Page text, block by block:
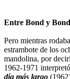
Entre Bond y
Pero mientras
estrambote de los
mandolina, por
1962-1971
día más largo